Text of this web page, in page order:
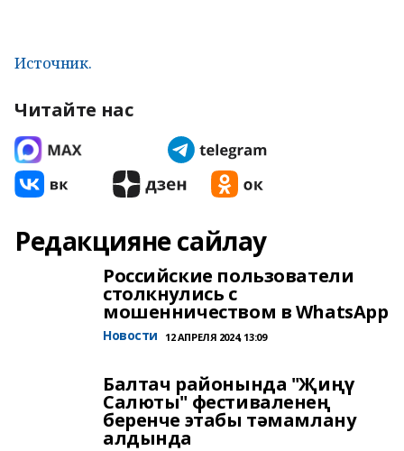
Источник.
Читайте нас
Редакцияне сайлау
Российские пользователи
столкнулись с
мошенничеством в WhatsApp
Новости 12 АПРЕЛЯ 2024, 13:09
Балтач районында "Җиңү
Салюты" фестиваленең
беренче этабы тәмамлану
алдында